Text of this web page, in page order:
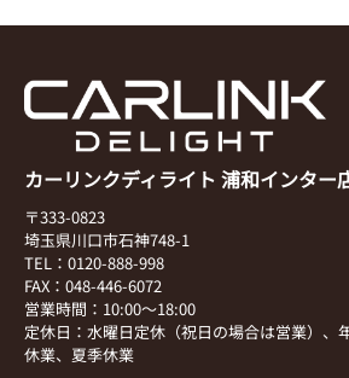
カーリンクディライト 浦和インター
〒333-0823
埼玉県川口市石神748-1
TEL：0120-888-998
FAX：048-446-6072
営業時間：10:00～18:00
定休日：水曜日定休（祝日の場合は営業）、
休業、夏季休業